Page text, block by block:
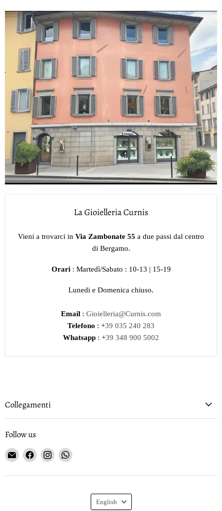
La Gioielleria Curnis
Vieni a trovarci in Via Zambonate 55 a due passi dal centro
di Bergamo.
Orari : Martedì/Sabato : 10-13 | 15-19
Lunedi e Domenica chiuso.
Email : Gioielleria@Curnis.com
Telefono : +39 035 240 283
Whatsapp : +39 348 900 5002
Collegamenti
Follow us
Email
Gioielleria
Curnis
Find
on
Find
on
Find
on
Language
English